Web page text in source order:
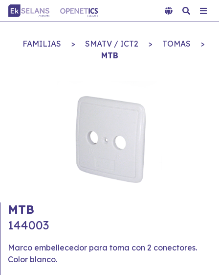
FAMILIAS > SMATV / ICT2 > TOMAS
>
MTB
MTB
144003
Marco embellecedor para toma con 2 conectores.
Color blanco.